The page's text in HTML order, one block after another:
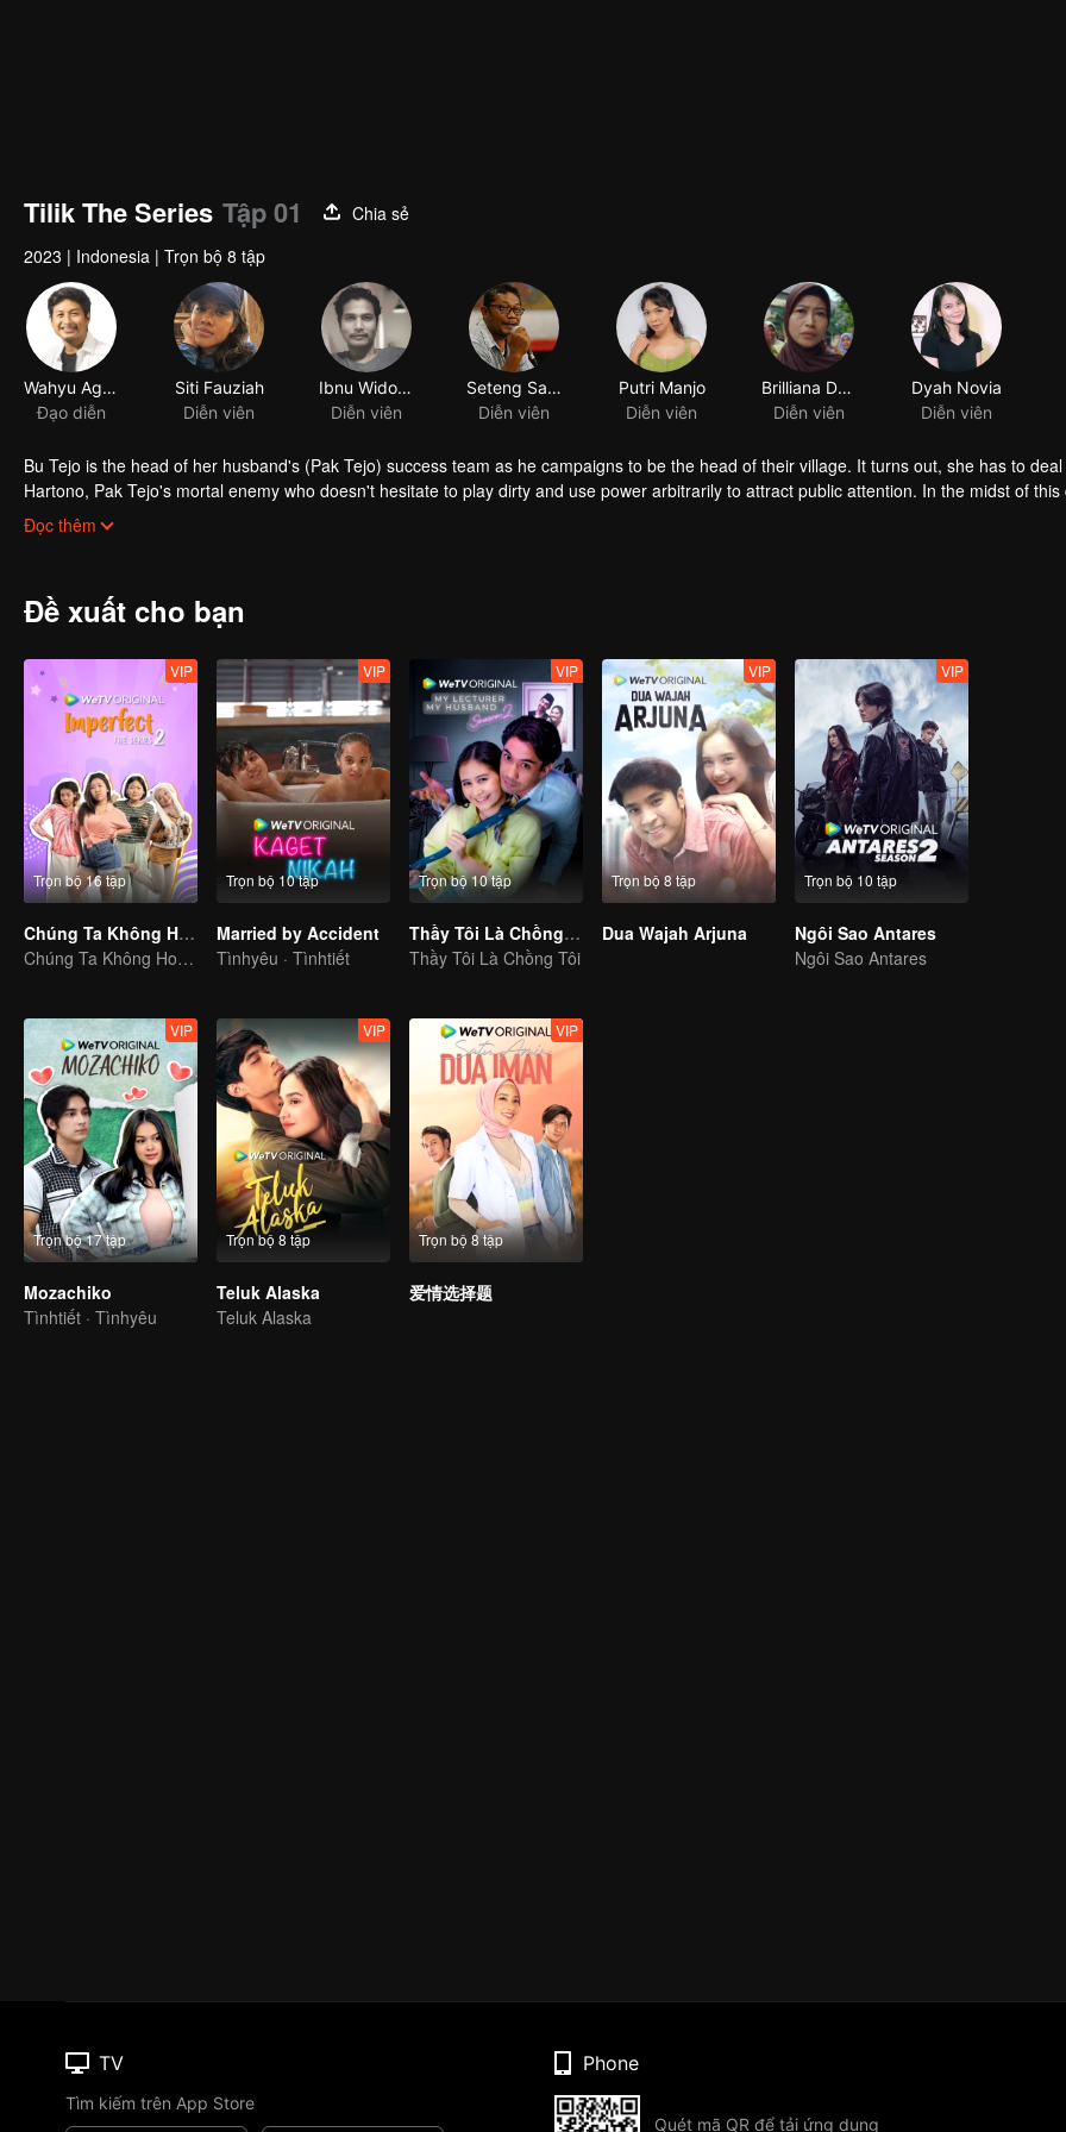
Tilik The Series Tập 01
Chia sẻ
2023 | Indonesia | Trọn bộ 8 tập
Wahyu Agung Prasetyo
Đạo diễn
Siti Fauziah
Diễn viên
Ibnu Widodo
Diễn viên
Seteng Sadja
Diễn viên
Putri Manjo
Diễn viên
Brilliana Desy Arfira
Diễn viên
Dyah Novia
Diễn viên
Bu Tejo is the head of her husband's (Pak Tejo) success team as he campaigns to be the head of their village. It turns out, she has to
Hartono, Pak Tejo's mortal enemy who doesn't hesitate to play dirty and use power arbitrarily to attract public attention. In the midst of this
situation, Bu Tejo must find a way to win to fight for her vision without sacrificing her identity as a leader, wife, mother, and part of village
that she was proud of.
Đọc thêm
Đề xuất cho bạn
Trọn bộ 16 tập
VIP
Chúng Ta Không Hoàn Hảo S2
Chúng Ta Không Hoàn Hảo S2
Trọn bộ 10 tập
VIP
Married by Accident
Tìnhyêu · Tìnhtiết
Trọn bộ 10 tập
VIP
Thầy Tôi Là Chồng Tôi S2
Thầy Tôi Là Chồng Tôi
Trọn bộ 8 tập
VIP
Dua Wajah Arjuna
Trọn bộ 10 tập
VIP
Ngôi Sao Antares
Ngôi Sao Antares
Trọn bộ 17 tập
VIP
Mozachiko
Tìnhtiết · Tìnhyêu
Trọn bộ 8 tập
VIP
Teluk Alaska
Teluk Alaska
Trọn bộ 8 tập
VIP
爱情选择题
TV
Tìm kiếm trên App Store
Phone
Quét mã QR để tải ứng dụng